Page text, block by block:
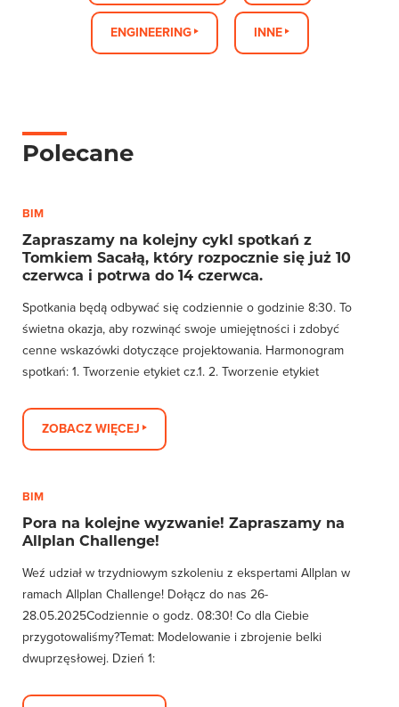
ENGINEERING INNE
Polecane
BIM
Zapraszamy na kolejny cykl spotkań z
Tomkiem Sacałą, który rozpocznie się już 10
czerwca i potrwa do 14 czerwca.
Spotkania będą odbywać się codziennie o godzinie 8:30. To
świetna okazja, aby rozwinąć swoje umiejętności i zdobyć
cenne wskazówki dotyczące projektowania. Harmonogram
spotkań: 1️. Tworzenie etykiet cz.1. 2. Tworzenie etykiet
ZOBACZ WIĘCEJ
BIM
Pora na kolejne wyzwanie! Zapraszamy na
Allplan Challenge!
Weź udział w trzydniowym szkoleniu z ekspertami Allplan w
ramach Allplan Challenge! Dołącz do nas 26-
28.05.2025Codziennie o godz. 08:30! Co dla Ciebie
przygotowaliśmy?Temat: Modelowanie i zbrojenie belki
dwuprzęsłowej. Dzień 1: